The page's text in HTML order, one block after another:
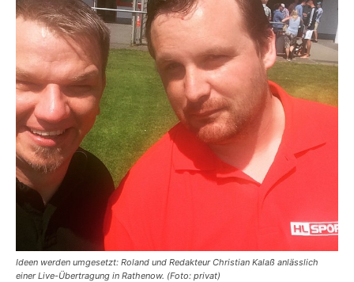
Ideen werden umgesetzt: Roland und Redakteur Christian Kalaß anlässlich
einer Live-Übertragung in Rathenow. (Foto: privat)